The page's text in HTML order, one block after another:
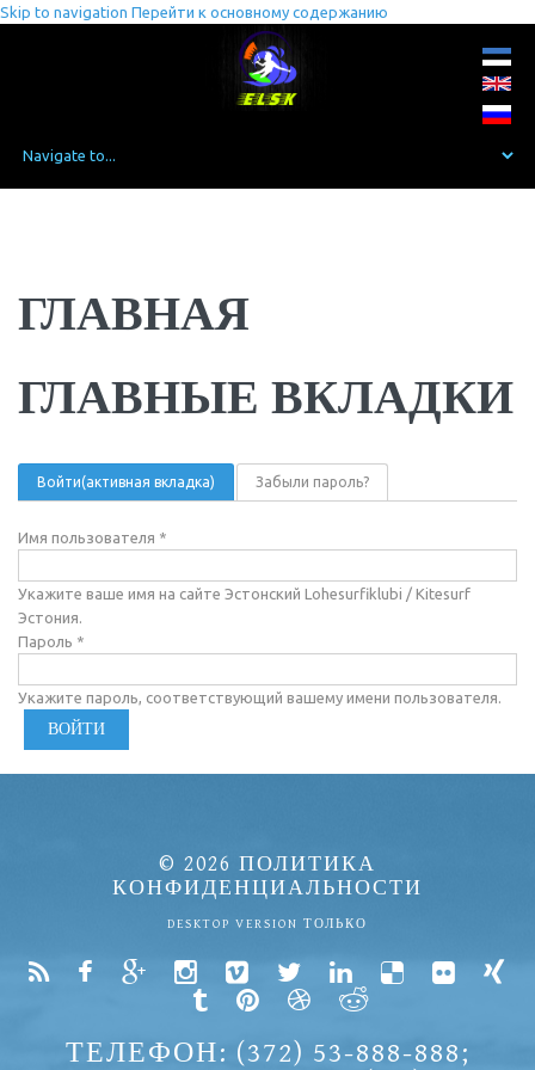
Skip to navigation Перейти к основному содержанию
ГЛАВНАЯ
ГЛАВНЫЕ ВКЛАДКИ
Войти(активная вкладка) Забыли пароль?
Имя пользователя *
Укажите ваше имя на сайте Эстонский Lohesurfiklubi / Kitesurf
Эстония.
Пароль *
Укажите пароль, соответствующий вашему имени пользователя.
© 2026 ПОЛИТИКА
КОНФИДЕНЦИАЛЬНОСТИ
DESKTOP VERSION ТОЛЬКО
ТЕЛЕФОН: (372) 53-888-888;